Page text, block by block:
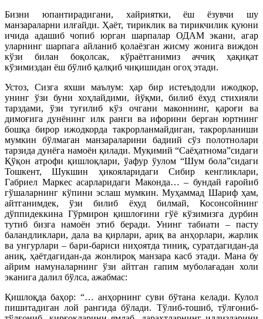
Бизни юпантирадигани, хайриятки, ёш ёзувчи шу
манзараларни илғайди. Ҳаёт, тириклик ва тирикчилик қуюни
ичида адашиб чопиб юрган шарпалар ОДАМ экани, агар
уларнинг шарпага айланиб қолаёзган жисму жонига виждон
кўзи билан боқолсак, кўраётганимиз аччиқ ҳақиқат
кўзимиздан ёш бўлиб қалқиб чиқишидан огоҳ этади.
Устоз, Сизга яхши маълум: ҳар бир истеъдодли ижодкор,
унинг ўзи буни хоҳлайдими, йўқми, билиб ёхуд стихияли
тарздами, ўзи туғилиб кўз очгани маконнинг, қароғи ва
димоғига дунёнинг илк ранги ва ифорини берган юртнинг
бошқа бирор ижодкорда такрорланмайдиган, такрорланиши
мумкин бўлмаган манзараларини бадиий сўз полотнолари
тарзида дунёга намоён қилади. Муқимий “Саёҳатнома”сидаги
Қўқон атрофи қишлоқлари, ўафур ўулом “Шум бола”сидаги
Тошкент, Шукшин ҳикояларидаги Сибир кенгликлари,
Габриел Маркес асарларидаги Маконда… – бундай ғаройиб
гўшаларнинг кўпини эслаш мумкин. Муҳаммад Шариф ҳам,
айтганимдек, ўзи билиб ёхуд билмай, Косонсойнинг
дўппидеккина Гўрмирон қишлоғини гўё кўзимизга дурбин
тутиб бизга намоён этиб беради. Унинг табиати – пасту
баландликлари, дала ва қирлари, ариқ ва анҳорлари, жарлик
ва унгурлари – бари-бариси ниҳоятда тиниқ, суратдагидан-да
аниқ, ҳаётдагидан-да жонлироқ манзара касб этади. Мана бу
айрим намуналарнинг ўзи айтган гапим муболағадан холи
эканига далил бўлса, ажабмас:
Қишлоқда баҳор: “… анҳорнинг суви бўтана келади. Кулол
пишитадиган лой рангида бўлади. Тўлиб-тошиб, тўлғониб-